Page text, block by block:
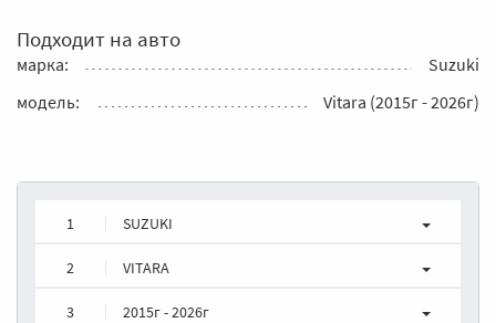
Подходит на авто
марка:
Suzuki
модель:
Vitara (2015г - 2026г)
1 SUZUKI
2 VITARA
3 2015г - 2026г